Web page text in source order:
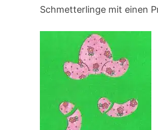
Schmetterlinge mit einen